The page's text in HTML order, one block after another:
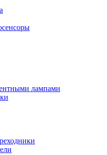
лампами